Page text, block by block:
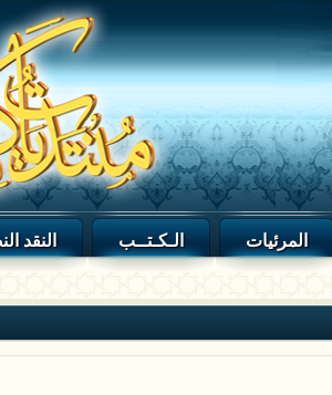
النقد الـكـتــب المرئيات